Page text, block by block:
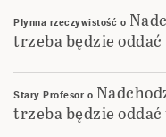
Płynna rzeczywistość o
trzeba będzie
Stary Profesor o
trzeba będzie